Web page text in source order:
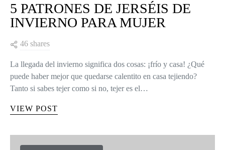
5 PATRONES DE JERSÉIS DE
INVIERNO PARA MUJER
46 shares
La llegada del invierno significa dos cosas: ¡frío y casa! ¿Qué
puede haber mejor que quedarse calentito en casa tejiendo?
Tanto si sabes tejer como si no, tejer es el…
VIEW POST